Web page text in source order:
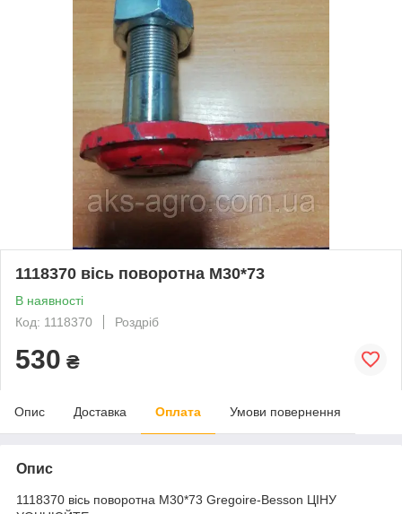
1118370 вісь поворотна М30*73
В наявності
Код: 1118370
Роздріб
530 ₴
Опис Доставка Оплата Умови повернення
Опис
1118370 вісь поворотна М30*73 Gregoire-Besson ЦІНУ